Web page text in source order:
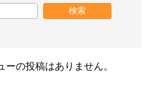
検索
ーの投稿はありません。